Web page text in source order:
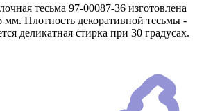
тесьма 97-00087-36 изготовлена
Плотность декоративной тесьмы -
деликатная стирка при 30 градусах.